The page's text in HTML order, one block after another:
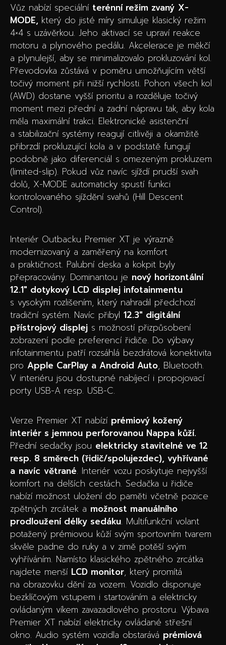
Vůz nabízí speciální terénní režim zvaný X-
MODE, který do jisté míry simuluje klasický režim
4×4 s uzávěrkou. Jeho aktivací se upraví reakce
motoru a plynového pedálu. Akcelerace je měkčí
a plynulejší, aby se minimalizovalo prokluzování kol.
Převodovka zůstává v poměru umožňujícím větší
točivý moment při nižší rychlosti. Pohon všech kol
(AWD) dostane vyšší prioritu a rozděluje točivý
moment mezi přední a zadní nápravu tak, aby kola
měla maximální trakci. Elektronické asistenční
a stabilizační systémy reagují citlivěji a okamžitě
přibrzdí prokluzující kola a v podstatě fungují
podobně jako diferenciál s omezeným prokluzem
(limited-slip). Pokud vůz navíc sjíždí prudší svah
dolů, X-MODE automaticky spustí funkci
kontrolovaného sjíždění svahů (Hill Descent
Control).
Interiér Outbacku Premier XT je výrazně
modernizovaný a zaměřený na komfort
a praktičnost. Palubní deska a kokpit byly
přepracovány. Dominantou je nový horizontální
12.1″ dotykový LCD displej infotainmentu
s vysokým rozlišením, který nahradil předchozí
tradiční systém. Navíc přibyl 12.3″ digitální
přístrojový displej s možností přizpůsobení
zobrazení podle preferencí řidiče. Do výbavy
infotainmentu patří rozsáhlá bezdrátová konektivita
pro Apple CarPlay a Android Auto, Bluetooth.
V interiéru jsou dostupné nabíjecí i propojovací
porty USB-A resp. USB-C.
Verze Premier XT nabízí prémiový kožený
interiér s jemnou perforovanou Nappa kůží.
Přední sedačky jsou elektricky stavitelné ve 12
resp. 8 směrech (řidič/spolujezdec), vyhřívané
a navíc větrané. Interiér vozu poskytuje nejvyšší
komfort na delších cestách. Sedačka u řidiče
nabízí možnost uložení do paměti včetně pozice
zpětných zrcátek a možnost manuálního
prodloužení délky sedáku. Multifunkční volant
potažený prémiovou kůží svým sportovním tvarem
skvěle padne do ruky a v zimě potěší svým
vyhříváním. Namísto klasického zpětného zrcátka
najdete menší LCD monitor, který promítá
na obrazovku dění za vozem. Vozidlo disponuje
bezklíčovým vstupem i startováním a elektricky
ovládaným víkem zavazadlového prostoru. Výbava
Premier XT nabízí elektricky ovládané střešní
okno. Audio systém vozidla obstarává prémiová